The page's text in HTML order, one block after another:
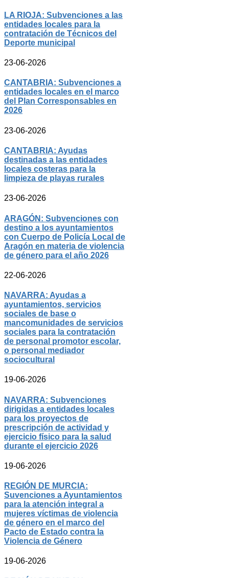
LA RIOJA: Subvenciones a las
entidades locales para la
contratación de Técnicos del
Deporte municipal
23-06-2026
CANTABRIA: Subvenciones a
entidades locales en el marco
del Plan Corresponsables en
2026
23-06-2026
CANTABRIA: Ayudas
destinadas a las entidades
locales costeras para la
limpieza de playas rurales
23-06-2026
ARAGÓN: Subvenciones con
destino a los ayuntamientos
con Cuerpo de Policía Local de
Aragón en materia de violencia
de género para el año 2026
22-06-2026
NAVARRA: Ayudas a
ayuntamientos, servicios
sociales de base o
mancomunidades de servicios
sociales para la contratación
de personal promotor escolar,
o personal mediador
sociocultural
19-06-2026
NAVARRA: Subvenciones
dirigidas a entidades locales
para los proyectos de
prescripción de actividad y
ejercicio físico para la salud
durante el ejercicio 2026
19-06-2026
REGIÓN DE MURCIA:
Suvenciones a Ayuntamientos
para la atención integral a
mujeres víctimas de violencia
de género en el marco del
Pacto de Estado contra la
Violencia de Género
19-06-2026